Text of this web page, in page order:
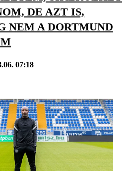
DE AZT IS,
NEM A DORTMUND
07:18